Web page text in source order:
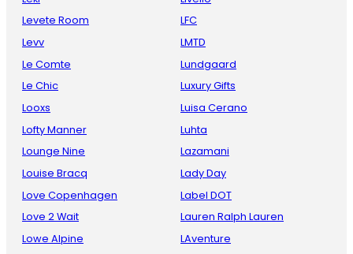
Levete Room
Levv
Le Comte
Le Chic
Looxs
Lofty Manner
Lounge Nine
Louise Bracq
Love Copenhagen
Love 2 Wait
Lowe Alpine
LFC
LMTD
Lundgaard
Luxury Gifts
Luisa Cerano
Luhta
Lazamani
Lady Day
Label DOT
Lauren Ralph Lauren
LAventure